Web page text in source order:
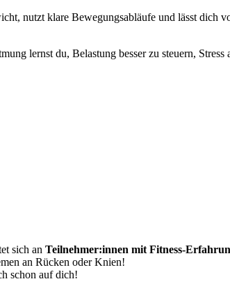
nutzt klare Bewegungsabläufe und lässt dich
lernst du, Belastung besser zu steuern, Stress
sich an Teilnehmer:innen mit Fitness-
an Rücken oder Knien!
schon auf dich!